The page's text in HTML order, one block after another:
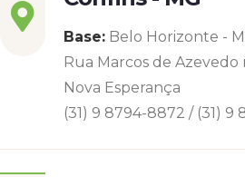
Base: Belo Horizonte -
Rua Marcos de Azevedo
Nova Esperança
(31) 9 8794-8872 / (31) 9